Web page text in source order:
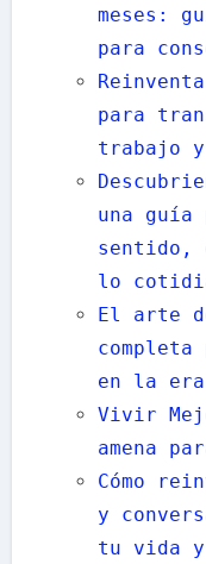
meses:
para
para
trabajo
una guía
sentido,
lo
El arte
en la
Vivir
amena
Cómo
y
tu vida